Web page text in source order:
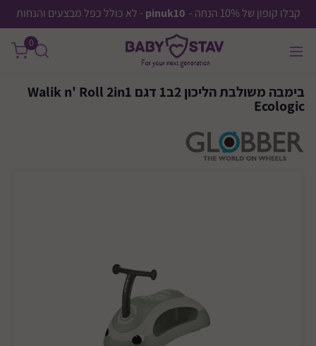
קבלו קופון של 10% הנחה - pinuk10 - לא כולל כפל מבצעים והנחות
0
בימבה משולבת הליכון 2ב1 דגם Walik n' Roll 2in1
Ecologic